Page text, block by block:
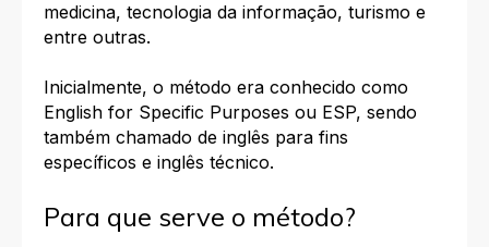
medicina, tecnologia da informação, turismo e
entre outras.
Inicialmente, o método era conhecido como
English for Specific Purposes ou ESP, sendo
também chamado de inglês para fins
específicos e inglês técnico.
Para que serve o método?